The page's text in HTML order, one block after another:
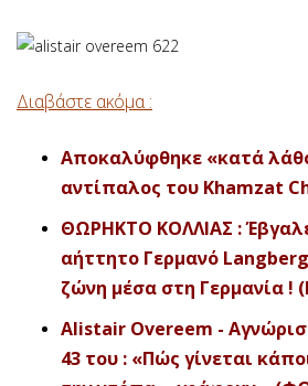
Διαβάστε ακόμα :
Αποκαλύφθηκε «κατά
αντίπαλος του Khamzat
ΘΩΡΗΚΤΟ ΚΟΛΛΙΑΣ :
αήττητο Γερμανό
ζώνη μέσα στη Γερμανία !
Alistair Overeem -
43 του : «Πώς γίνεται